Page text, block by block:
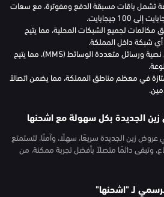
تشمل باقات مسبقة الدفع ومفوترة، مع سعات
لجميع الشبكات المحلية، مما يتيح
شبكة داخل المملكة.
تتضمن بعض الباقات رسائل نصية ورسائل متعددة الوسائط (MMS)، مما يتيح
في معظم مناطق المملكة، مما يضمن اتصالاً
الجديدة بكل سهولة مع اشحنها
زين الجديدة سريعًا، سهلًا، وآمنًا، لتستمتع
وتبقى دائمًا متصلاً بأفضل تجربة ممكنة، من